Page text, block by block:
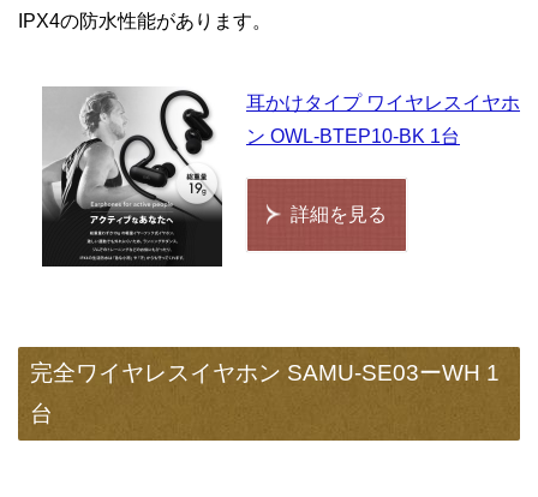
IPX4の防水性能があります。
耳かけタイプ ワイヤレスイヤホ
ン OWL-BTEP10-BK 1台
詳細を見る
完全ワイヤレスイヤホン SAMU-SE03ーWH 1
台